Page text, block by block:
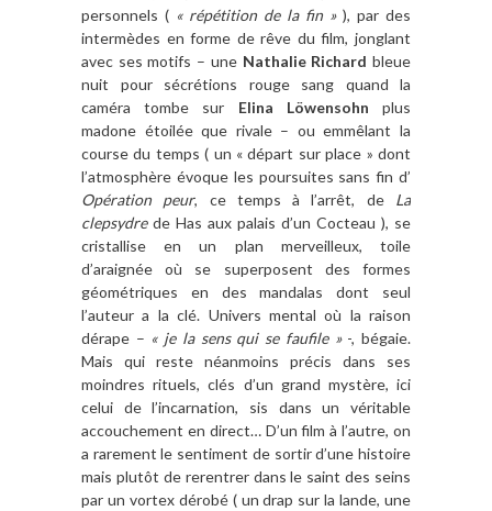
personnels ( « répétition de la fin »), par des
intermèdes en forme de rêve du film, jonglant
avec ses motifs – une Nathalie Richard bleue
nuit pour sécrétions rouge sang quand la
caméra tombe sur Elina Löwensohn plus
madone étoilée que rivale – ou emmêlant la
course du temps ( un « départ sur place » dont
l’atmosphère évoque les poursuites sans fin d’
Opération peur, ce temps à l’arrêt, de La
clepsydrede Has aux palais d’un Cocteau ), se
cristallise en un plan merveilleux, toile
d’araignée où se superposent des formes
géométriques en des mandalas dont seul
l’auteur a la clé. Univers mental où la raison
dérape – « je la sens qui se faufile »-, bégaie.
Mais qui reste néanmoins précis dans ses
moindres rituels, clés d’un grand mystère, ici
celui de l’incarnation, sis dans un véritable
accouchement en direct… D’un film à l’autre, on
a rarement le sentiment de sortir d’une histoire
mais plutôt de rerentrer dans le saint des seins
par un vortex dérobé ( un drap sur la lande, une